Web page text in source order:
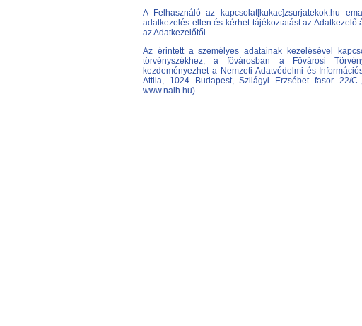
A Felhasználó az kapcsolat[kukac]zsurjatekok.hu
adatkezelés ellen és kérhet tájékoztatást az
az Adatkezelőtől.
Az érintett a személyes adatainak kezelésével
törvényszékhez, a fővárosban a Fővárosi
kezdeményezhet a Nemzeti Adatvédelmi és
Attila, 1024 Budapest, Szilágyi Erzsébet fasor 22/
www.naih.hu).